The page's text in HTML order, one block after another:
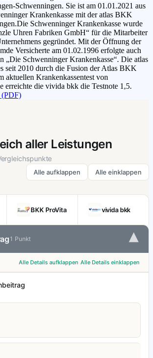
Schwenningen. Sie ist am 01.01.2021 aus
Krankenkasse mit der atlas BKK
Schwenninger Krankenkasse wurde
Uhren Fabriken GmbH“ für die Mitarbeiter
gegründet. Mit der Öffnung der
Versicherte am 01.02.1996 erfolgte auch
„Die Schwenninger Krankenkasse“. Die atlas
seit 2010 durch die Fusion der Atlas BKK
Krankenkassentest von
erreichte die vivida bkk die Testnote 1,5.
(PDF)
aller Leistungen
Alle aufklappen Alle einklappen
BKK ProVita vivida bkk
1 Punkt ▾
Alle Details aufklappen Alle Details einklappen